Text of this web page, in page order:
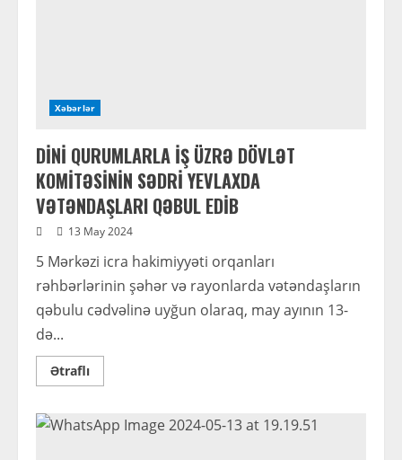
Xəbərlər
DİNİ QURUMLARLA İŞ ÜZRƏ DÖVLƏT
KOMİTƏSİNİN SƏDRİ YEVLAXDA
VƏTƏNDAŞLARI QƏBUL EDİB
13 May 2024
5 Mərkəzi icra hakimiyyəti orqanları
rəhbərlərinin şəhər və rayonlarda vətəndaşların
qəbulu cədvəlinə uyğun olaraq, may ayının 13-
də...
ƏtraflıRead
more
QURUMLARLA
İŞ